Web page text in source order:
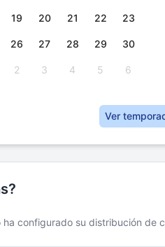
19 20 21 22 23
26 27 28 29 30
2 3 4 5 6
Ver
ha configurado su distribución de